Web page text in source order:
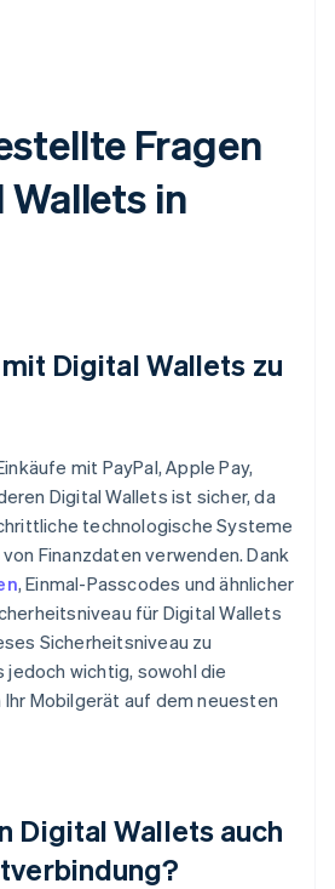
Fragen
in
Digital Wallets zu
mit PayPal, Apple Pay,
Digital Wallets ist sicher, da
technologische Systeme
Finanzdaten verwenden. Dank
, Einmal-Passcodes und ähnlicher
für Digital Wallets
Sicherheitsniveau zu
wichtig, sowohl die
Ihr Mobilgerät auf dem neuesten
Digital Wallets auch